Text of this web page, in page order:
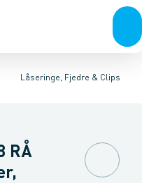
SkruerSøm & dykkere
Låseringe, Fjedre & Clips
Kabel- &
Låseringe
RÅ